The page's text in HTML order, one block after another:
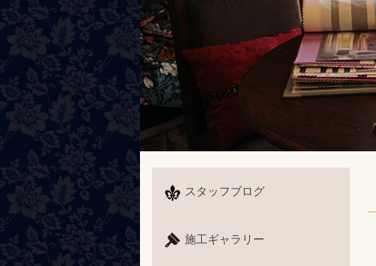
スタッフブログ
施工ギャラリー